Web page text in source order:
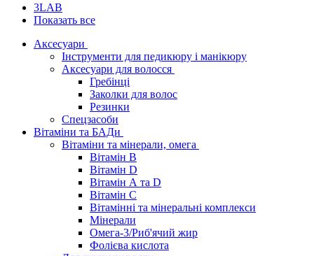
3LAB
Показать все
Аксесуари
Інструменти для педикюру і манікюру
Аксесуари для волосся
Гребінці
Заколки для волос
Резинки
Спецзасоби
Вітаміни та БАДи
Вітаміни та мінерали, омега
Вітамін B
Вітамін D
Вітамін А та D
Вітамін С
Вітамінні та мінеральні комплекси
Мінерали
Омега-3/Риб'ячий жир
Фолієва кислота